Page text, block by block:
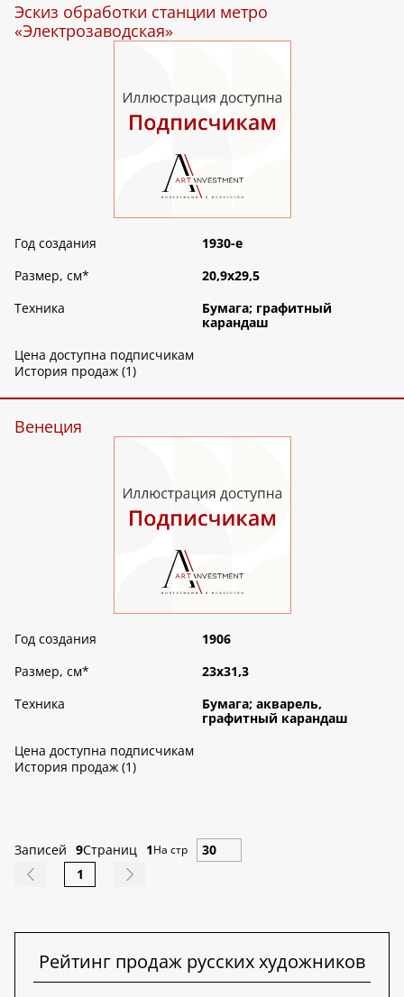
Эскиз обработки станции метро
«Электрозаводская»
Год создания
1930-е
Размер, см*
20,9х29,5
Техника
Бумага; графитный
карандаш
Цена доступна подписчикам
История продаж (1)
Венеция
Год создания
1906
Размер, см*
23х31,3
Техника
Бумага; акварель,
графитный карандаш
Цена доступна подписчикам
История продаж (1)
Записей 9Страниц 1На стр
1
Рейтинг продаж русских художников